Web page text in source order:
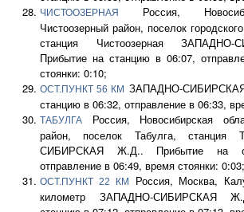
ЧИСТООЗЕРНАЯ
Россия,
Чистоозерный район, поселок
станция Чистоозерная
Прибытие на станцию в 06:07,
стоянки: 0:10;
ОСТ.ПУНКТ 56 КМ ЗАПАДНО-
станцию в 06:32, отправление в 06:33,
ТАБУЛГА
Россия, Новосибирская
район, поселок Табулга, станция
СИБИРСКАЯ Ж.Д.. Прибытие на
отправление в 06:49, время стоянки: 0:03;
ОСТ.ПУНКТ 22 КМ
Россия, Москва,
километр ЗАПАДНО-СИБИРСКАЯ